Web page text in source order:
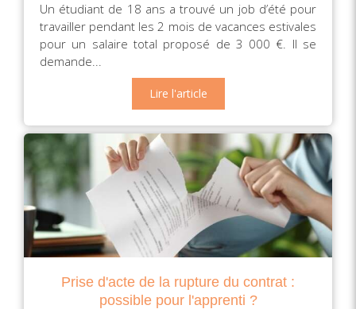
Un étudiant de 18 ans a trouvé un job d’été pour
travailler pendant les 2 mois de vacances estivales
pour un salaire total proposé de 3 000 €. Il se
demande...
Lire l'article
Prise d'acte de la rupture du contrat :
possible pour l'apprenti ?